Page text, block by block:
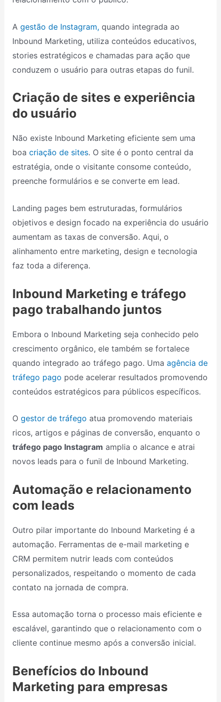
A gestão de Instagram,quando integrada ao
Inbound Marketing, utiliza conteúdos educativos,
stories estratégicos e chamadas para ação que
conduzem o usuário para outras etapas do funil.
Criação de sites e experiência
do usuário
Não existe Inbound Marketing eficiente sem uma
boa criação de sites. O site é o ponto central da
estratégia, onde o visitante consome conteúdo,
preenche formulários e se converte em lead.
Landing pages bem estruturadas, formulários
objetivos e design focado na experiência do usuário
aumentam as taxas de conversão. Aqui, o
alinhamento entre marketing, design e tecnologia
faz toda a diferença.
Inbound Marketing e tráfego
pago trabalhando juntos
Embora o Inbound Marketing seja conhecido pelo
crescimento orgânico, ele também se fortalece
quando integrado ao tráfego pago. Uma agência de
tráfego pago pode acelerar resultados promovendo
conteúdos estratégicos para públicos específicos.
O gestor de tráfego atua promovendo materiais
ricos, artigos e páginas de conversão, enquanto o
tráfego pago Instagram amplia o alcance e atrai
novos leads para o funil de Inbound Marketing.
Automação e relacionamento
com leads
Outro pilar importante do Inbound Marketing é a
automação. Ferramentas de e-mail marketing e
CRM permitem nutrir leads com conteúdos
personalizados, respeitando o momento de cada
contato na jornada de compra.
Essa automação torna o processo mais eficiente e
escalável, garantindo que o relacionamento com o
cliente continue mesmo após a conversão inicial.
Benefícios do Inbound
Marketing para empresas